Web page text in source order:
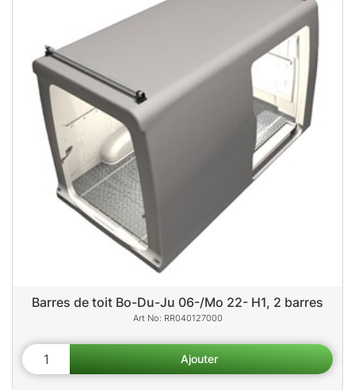
Barres de toit Bo-Du-Ju 06-/Mo 22- H1, 2 barres
RR040127000